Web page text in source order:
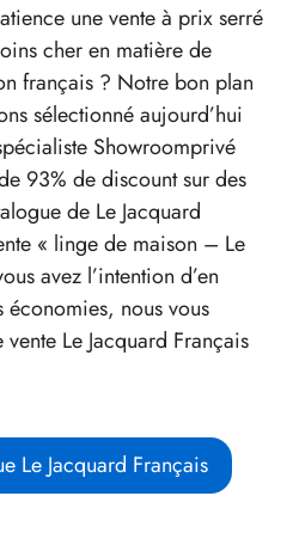
une vente à prix serré
cher en matière de
français ? Notre bon plan
sélectionné aujourd’hui
Showroomprivé
93% de discount sur des
de Le Jacquard
« linge de maison – Le
avez l’intention d’en
nous vous
Le Jacquard Français
Le Jacquard Français